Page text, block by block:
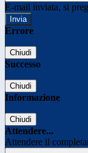
E-mail inviata, si
Errore
Chiudi
Successo
Chiudi
Informazione
Chiudi
Attendere...
Attendere il